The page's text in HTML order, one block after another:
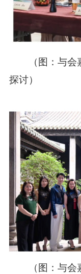
（图：与会
探讨）
（图：与